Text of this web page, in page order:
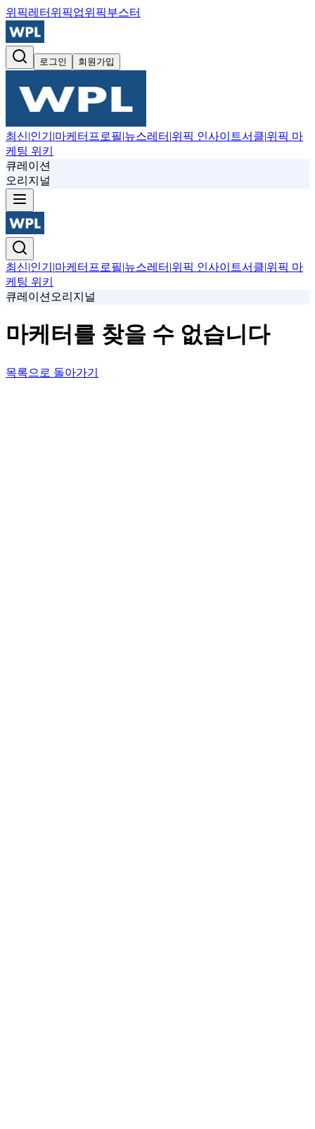
위픽레터 위픽업위픽부스터
로그인 회원가입
최신|인기 |마케터프로필|뉴스레터 |위픽 인사이트서클|위픽 마
케팅 위키
큐레이션
오리지널
최신|인기 |마케터프로필|뉴스레터 |위픽 인사이트서클|위픽 마
케팅 위키
큐레이션 오리지널
마케터를 찾을 수 없습니다
목록으로 돌아가기